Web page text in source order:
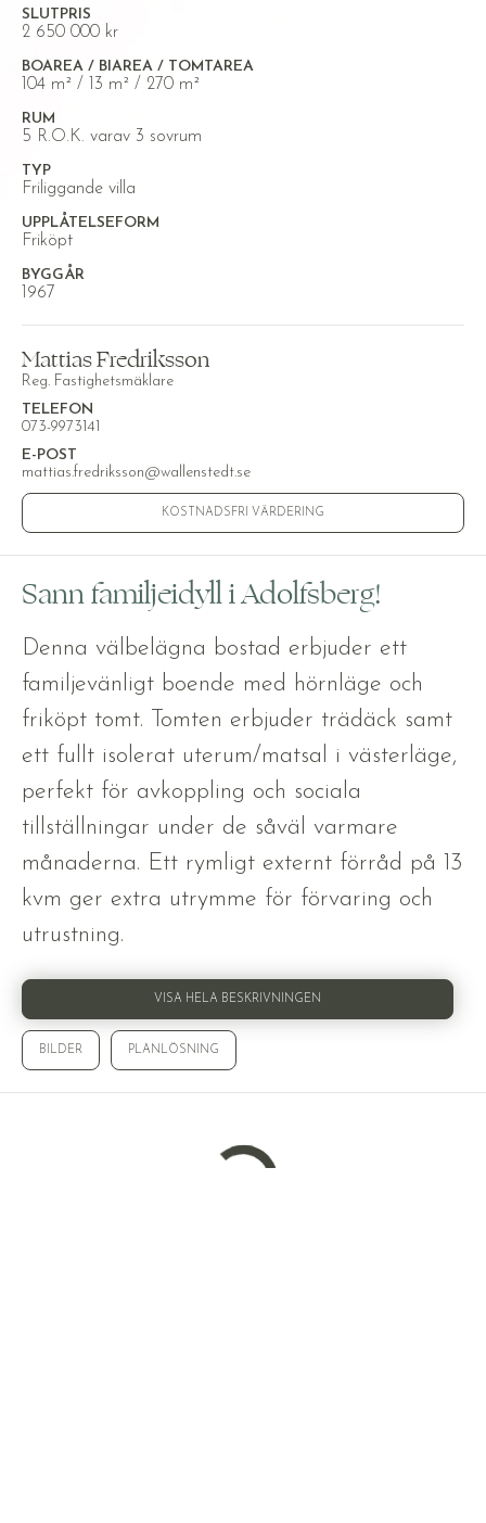
SLUTPRIS
2 650 000 kr
BOAREA / BIAREA / TOMTAREA
104 m² / 13 m² / 270 m²
RUM
5 R.O.K. varav 3 sovrum
TYP
Friliggande villa
UPPLÅTELSEFORM
Friköpt
BYGGÅR
1967
Mattias Fredriksson
Reg. Fastighetsmäklare
TELEFON
073-9973141
E-POST
mattias.fredriksson@wallenstedt.se
KOSTNADSFRI VÄRDERING
Sann familjeidyll i Adolfsberg!
Denna välbelägna bostad erbjuder ett
familjevänligt boende med hörnläge och
friköpt tomt. Tomten erbjuder trädäck samt
ett fullt isolerat uterum/matsal i västerläge,
perfekt för avkoppling och sociala
tillställningar under de såväl varmare
månaderna. Ett rymligt externt förråd på 13
kvm ger extra utrymme för förvaring och
utrustning.
VISA HELA BESKRIVNINGEN
BILDER PLANLÖSNING